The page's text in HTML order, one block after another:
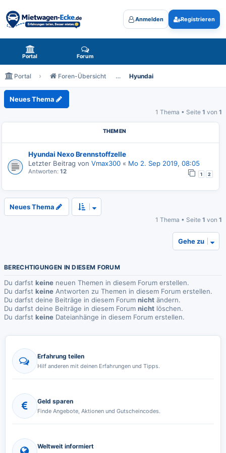
Mietwagen-Ecke.de - das Forum rund um Mietwagen Anmelden Registrieren
Portal Forum
Portal Foren-Übersicht Hyundai
Hyundai
Neues Thema
1 Thema • Seite 1 von 1
THEMEN
Hyundai Nexo Brennstoffzelle
Letzter Beitrag von Vmax300 « Mo 2. Sep 2019, 08:05
Antworten: 12 1 2
Neues Thema
1 Thema • Seite 1 von 1
Gehe zu
BERECHTIGUNGEN IN DIESEM FORUM
Du darfst keine neuen Themen in diesem Forum erstellen.
Du darfst keine Antworten zu Themen in diesem Forum erstellen.
Du darfst deine Beiträge in diesem Forum nicht ändern.
Du darfst deine Beiträge in diesem Forum nicht löschen.
Du darfst keine Dateianhänge in diesem Forum erstellen.
Erfahrung teilen
Hilf anderen mit deinen Erfahrungen und Tipps.
Geld sparen
Finde Angebote, Aktionen und Gutscheincodes.
Weltweit informiert